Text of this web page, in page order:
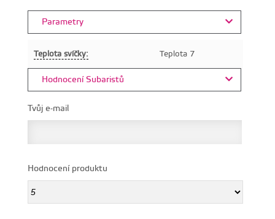
Parametry
Teplota svíčky: Teplota 7
Hodnocení Subaristů
Tvůj e-mail
Hodnocení produktu